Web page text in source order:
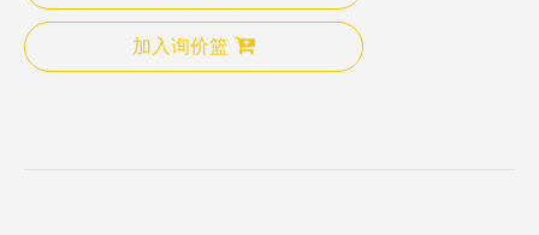
加入询价篮